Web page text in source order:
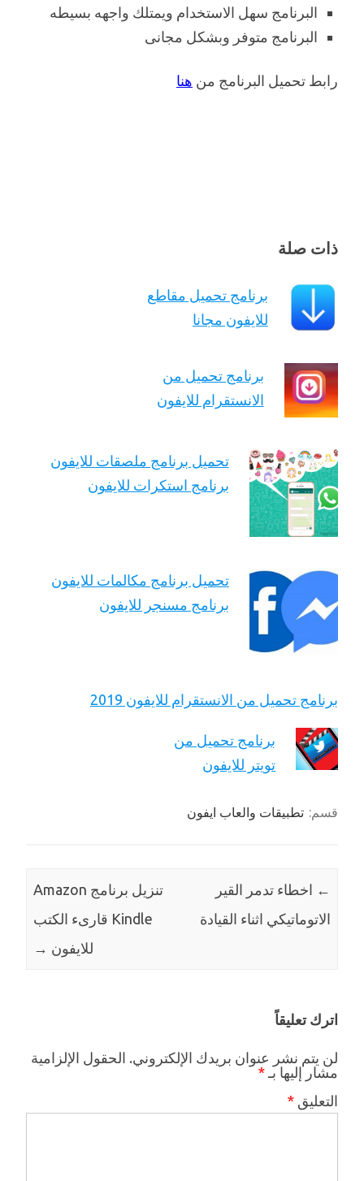
البرنامج سهل الاستخدام ويمتلك واجهه بسيطه
البرنامج متوفر وبشكل مجانى
رابط تحميل البرنامج من هنا
ذات صلة
برنامج تحميل مقاطع
للايفون مجانا
برنامج تحميل من
الانستقرام للايفون
تحميل برنامج ملصقات للايفون
برنامج استكرات للايفون
تحميل برنامج مكالمات للايفون
برنامج مسنجر للايفون
برنامج تحميل من الانستقرام للايفون 2019
برنامج تحميل من
تويتر للايفون
قسم: تطبيقات والعاب ايفون
← اخطاء تدمر القير
الاتوماتيكي اثناء القيادة
تنزيل برنامج Amazon
Kindle قارىء الكتب
للايفون →
اترك تعليقاً
لن يتم نشر عنوان بريدك الإلكتروني. الحقول الإلزامية
مشار إليها بـ *
التعليق *